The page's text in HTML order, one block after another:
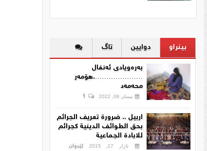
بینراو دوایین تاگ
بەرەویادی ئەنفال
………………….هۆمەر
محەمەد
نیسان 08, 2022
اربيل .. ضرورة تعريف الجرائم
بحق الطوائف الدينية كجرائم
للابادة الجماعية
ئازار 17, 2015
لێدوان